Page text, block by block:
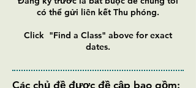
có thể gửi liên kết Thu phóng.
Click "Find a Class" above for exact
dates.
Các chủ đề được đề cập bao gồm: